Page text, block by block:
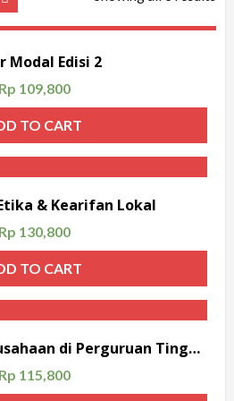
Modal Edisi 2
Rp 109,800
TO CART
& Kearifan Lokal
Rp 130,800
TO CART
Pendidikan Kewirausahaan di Perguruan Tinggi; Melalui Peningkatan Life Skill Mahasiswa
Rp 115,800